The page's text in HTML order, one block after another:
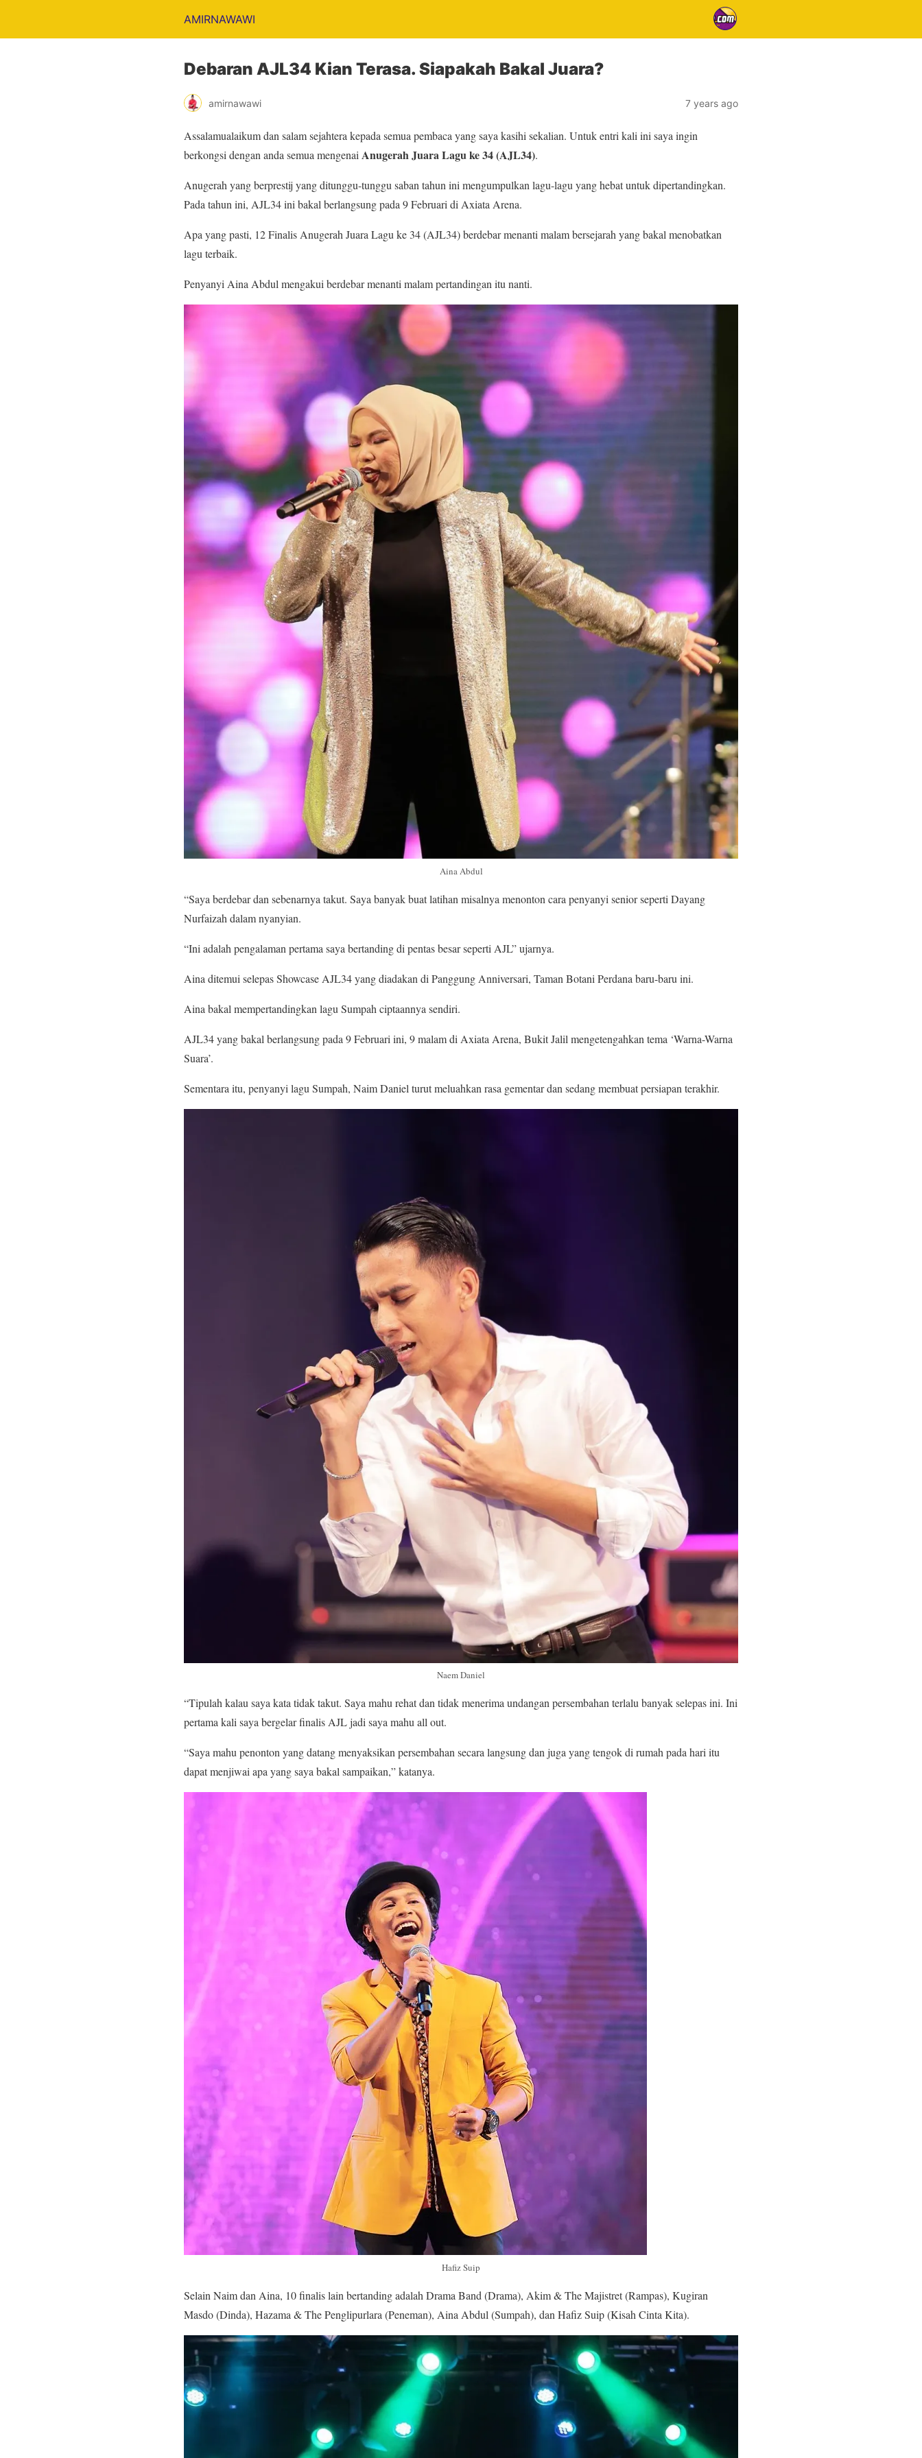
AMIRNAWAWI
Debaran AJL34 Kian Terasa. Siapakah Bakal Juara?
amirnawawi 7 years ago
Assalamualaikum dan salam sejahtera kepada semua pembaca yang saya kasihi sekalian. Untuk entri kali ini saya ingin
berkongsi dengan anda semua mengenai Anugerah Juara Lagu ke 34 (AJL34).
Anugerah yang berprestij yang ditunggu-tunggu saban tahun ini mengumpulkan lagu-lagu yang hebat untuk dipertandingkan.
Pada tahun ini, AJL34 ini bakal berlangsung pada 9 Februari di Axiata Arena.
Apa yang pasti, 12 Finalis Anugerah Juara Lagu ke 34 (AJL34) berdebar menanti malam bersejarah yang bakal menobatkan
lagu terbaik.
Penyanyi Aina Abdul mengakui berdebar menanti malam pertandingan itu nanti.
Aina Abdul
“Saya berdebar dan sebenarnya takut. Saya banyak buat latihan misalnya menonton cara penyanyi senior seperti Dayang
Nurfaizah dalam nyanyian.
“Ini adalah pengalaman pertama saya bertanding di pentas besar seperti AJL” ujarnya.
Aina ditemui selepas Showcase AJL34 yang diadakan di Panggung Anniversari, Taman Botani Perdana baru-baru ini.
Aina bakal mempertandingkan lagu Sumpah ciptaannya sendiri.
AJL34 yang bakal berlangsung pada 9 Februari ini, 9 malam di Axiata Arena, Bukit Jalil mengetengahkan tema ‘Warna-Warna
Suara’.
Sementara itu, penyanyi lagu Sumpah, Naim Daniel turut meluahkan rasa gementar dan sedang membuat persiapan terakhir.
Naem Daniel
“Tipulah kalau saya kata tidak takut. Saya mahu rehat dan tidak menerima undangan persembahan terlalu banyak selepas ini. Ini
pertama kali saya bergelar finalis AJL jadi saya mahu all out.
“Saya mahu penonton yang datang menyaksikan persembahan secara langsung dan juga yang tengok di rumah pada hari itu
dapat menjiwai apa yang saya bakal sampaikan,” katanya.
Hafiz Suip
Selain Naim dan Aina, 10 finalis lain bertanding adalah Drama Band (Drama), Akim & The Majistret (Rampas), Kugiran
Masdo (Dinda), Hazama & The Penglipurlara (Peneman), Aina Abdul (Sumpah), dan Hafiz Suip (Kisah Cinta Kita).